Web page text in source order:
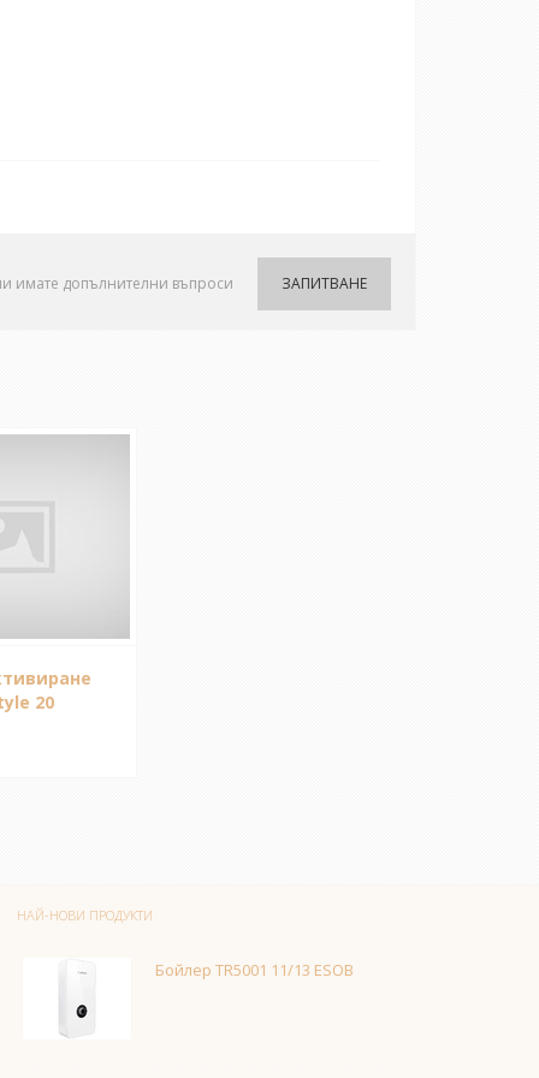
ЗАПИТВАНЕ
имате допълнителни въпроси
20
НАЙ-НОВИ ПРОДУКТИ
Бойлер TR5001 11/13 ESOB